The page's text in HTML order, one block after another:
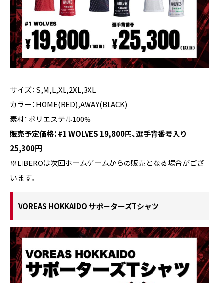
サイズ：S,M,L,XL,2XL,3XL
カラー：HOME(RED),AWAY(BLACK)
素材：ポリエステル100%
販売予定価格：#1 WOLVES 19,800円、選手背番号入り
25,300円
※LIBEROは次回ホームゲームからの販売となる場合がござ
います。
VOREAS HOKKAIDO サポーターズTシャツ